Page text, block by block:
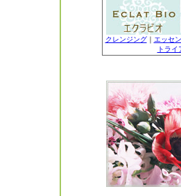
クレンジング｜ エッセ
トライ